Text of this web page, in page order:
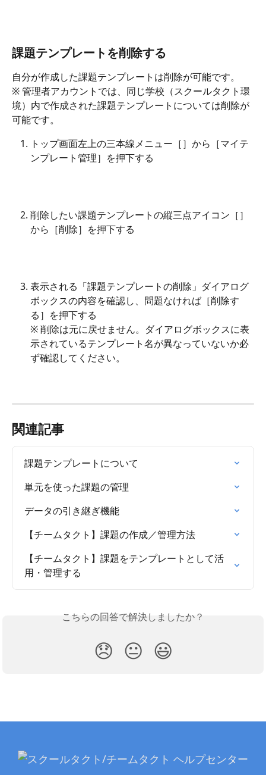
課題テンプレートを削除する
自分が作成した課題テンプレートは削除が可能です。
※ 管理者アカウントでは、同じ学校（スクールタクト環
境）内で作成された課題テンプレートについては削除が
可能です。
トップ画面左上の三本線メニュー［］から［マイテ
ンプレート管理］を押下する
削除したい課題テンプレートの縦三点アイコン［］
から［削除］を押下する
表示される「課題テンプレートの削除」ダイアログ
ボックスの内容を確認し、問題なければ［削除す
る］を押下する
※ 削除は元に戻せません。ダイアログボックスに表
示されているテンプレート名が異なっていないか必
ず確認してください。
関連記事
課題テンプレートについて
単元を使った課題の管理
データの引き継ぎ機能
【チームタクト】課題の作成／管理方法
【チームタクト】課題をテンプレートとして活
用・管理する
こちらの回答で解決しましたか？
😞 😐 😃